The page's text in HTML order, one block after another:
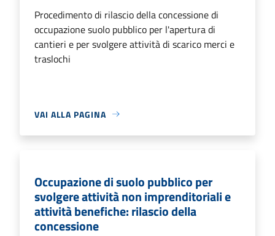
Procedimento di rilascio della concessione di
occupazione suolo pubblico per l'apertura di
cantieri e per svolgere attività di scarico merci e
traslochi
VAI ALLA PAGINA
Occupazione di suolo pubblico per
svolgere attività non imprenditoriali e
attività benefiche: rilascio della
concessione